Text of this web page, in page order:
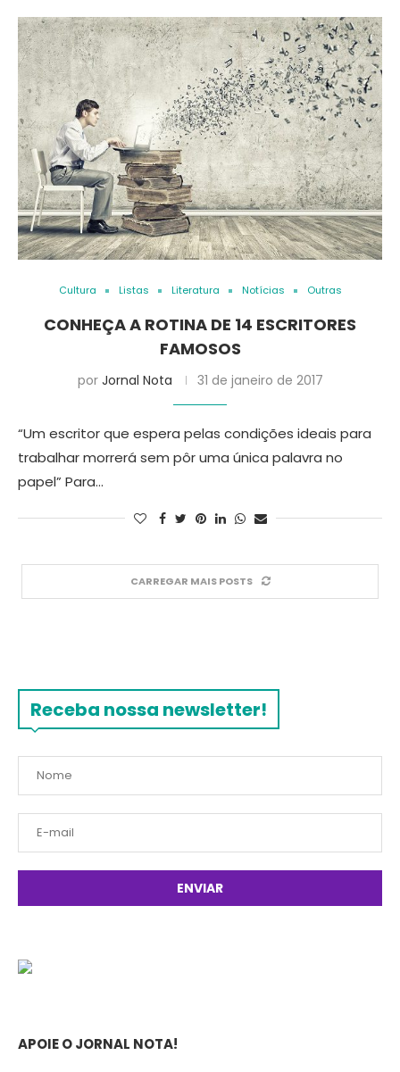
Cultura Listas Literatura Notícias Outras
CONHEÇA A ROTINA DE 14 ESCRITORES
FAMOSOS
por Jornal Nota 31 de janeiro de 2017
“Um escritor que espera pelas condições ideais para
trabalhar morrerá sem pôr uma única palavra no
papel” Para…
CARREGAR MAIS POSTS
Receba nossa newsletter!
APOIE O JORNAL NOTA!